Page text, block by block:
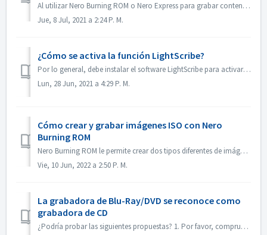
Al utilizar Nero Burning ROM o Nero Express para grabar contenido en un disco, es posible que se encuentre con el mensaje de error "El proceso de graba...
Jue, 8 Jul, 2021 a 2:24 P. M.
¿Cómo se activa la función LightScribe?
Por lo general, debe instalar el software LightScribe para activar las funciones de LightScribe. https://lightscribesoftware.org/ Póngase en contacto con n...
Lun, 28 Jun, 2021 a 4:29 P. M.
Cómo crear y grabar imágenes ISO con Nero
Burning ROM
Nero Burning ROM le permite crear dos tipos diferentes de imágenes de disco. Los 'Archivos de imagen de Nero' (*.nrg) consisten en un formato de im...
Vie, 10 Jun, 2022 a 2:50 P. M.
La grabadora de Blu-Ray/DVD se reconoce como
grabadora de CD
¿Podría probar las siguientes propuestas? 1. Por favor, compruebe si hay un nuevo controlador para su quemador y el firmware. Por favor, actualice si lo ha...